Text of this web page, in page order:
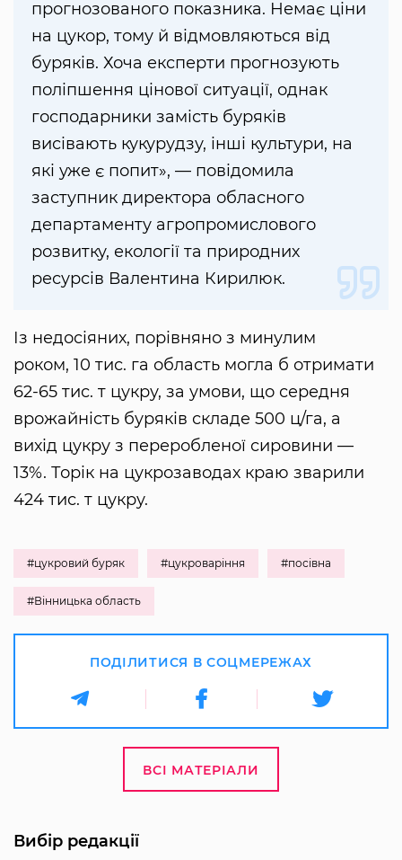
прогнозованого показника. Немає ціни
на цукор, тому й відмовляються від
буряків. Хоча експерти прогнозують
поліпшення цінової ситуації, однак
господарники замість буряків
висівають кукурудзу, інші культури, на
які уже є попит», — повідомила
заступник директора обласного
департаменту агропромислового
розвитку, екології та природних
ресурсів Валентина Кирилюк.
Із недосіяних, порівняно з минулим
роком, 10 тис. га область могла б отримати
62-65 тис. т цукру, за умови, що середня
врожайність буряків складе 500 ц/га, а
вихід цукру з переробленої сировини —
13%. Торік на цукрозаводах краю зварили
424 тис. т цукру.
#цукровий буряк #цукроваріння #посівна
#Вінницька область
ПОДІЛИТИСЯ В СОЦМЕРЕЖАХ
ВСІ МАТЕРІАЛИ
Вибір редакції